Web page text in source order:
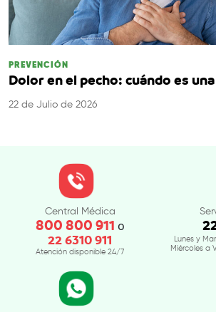
PREVENCIÓN
Dolor en el pecho: cuándo es
22 de Julio de 2026
Central Médica
800 800 911 o
22 6310 911
Atención disponible 24/7
Lunes y
Miércoles a